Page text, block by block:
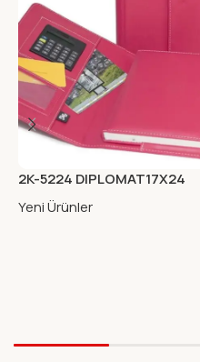
2K-5224 DIPLOMAT17X24
MIKNA.KAB.ORG.KARE FUSYA
Yeni Ürünler